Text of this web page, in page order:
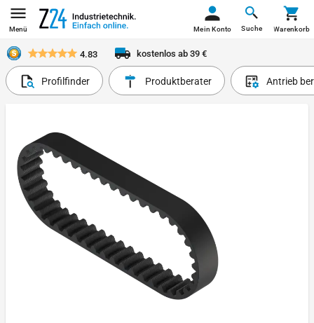
Menü Suche
Mein Konto Warenkorb
4.83 kostenlos ab 39 €
Profilfinder Produktberater Antrieb